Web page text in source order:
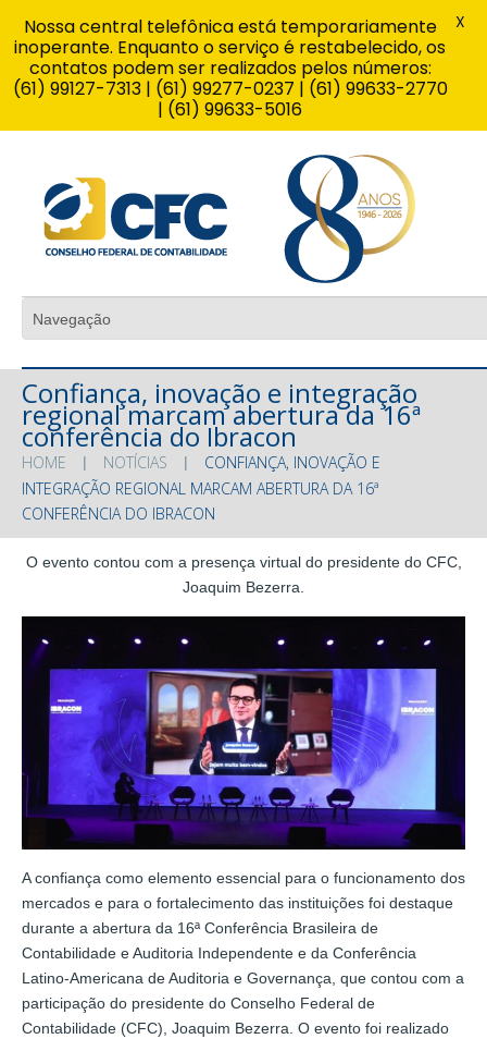
Confiança, inovação e integração
regional marcam abertura da 16ª
conferência do Ibracon
HOME NOTÍCIAS
CONFIANÇA, INOVAÇÃO E
INTEGRAÇÃO REGIONAL MARCAM ABERTURA DA 16ª
CONFERÊNCIA DO IBRACON
O evento contou com a presença virtual do presidente do CFC,
Joaquim Bezerra.
A confiança como elemento essencial para o funcionamento dos
mercados e para o fortalecimento das instituições foi destaque
durante a abertura da 16ª Conferência Brasileira de
Contabilidade e Auditoria Independente e da Conferência
Latino-Americana de Auditoria e Governança, que contou com a
participação do presidente do Conselho Federal de
Contabilidade (CFC), Joaquim Bezerra. O evento foi realizado
Nossa central telefônica está temporariamente
inoperante. Enquanto o serviço é restabelecido, os
contatos podem ser realizados pelos números:
(61) 99127-7313 | (61) 99277-0237 | (61) 99633-2770
| (61) 99633-5016
X